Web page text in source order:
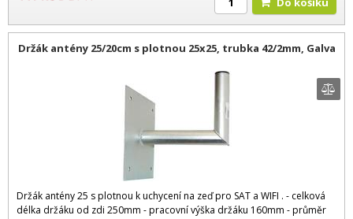
Držák antény 25/20cm s plotnou 25x25, trubka 42/2mm, Galva
Držák antény 25 s plotnou k uchycení na zeď pro SAT a WIFI . - celková
délka držáku od zdi 250mm - pracovní výška držáku 160mm - průměr